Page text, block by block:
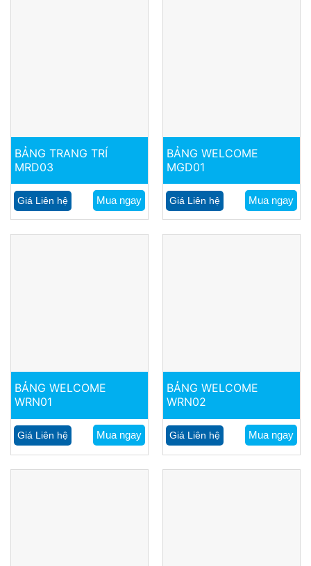
BẢNG TRANG TRÍ
MRD03
Giá Liên hệ Mua ngay
BẢNG WELCOME
MGD01
Giá Liên hệ Mua ngay
BẢNG WELCOME
WRN01
Giá Liên hệ Mua ngay
BẢNG WELCOME
WRN02
Giá Liên hệ Mua ngay